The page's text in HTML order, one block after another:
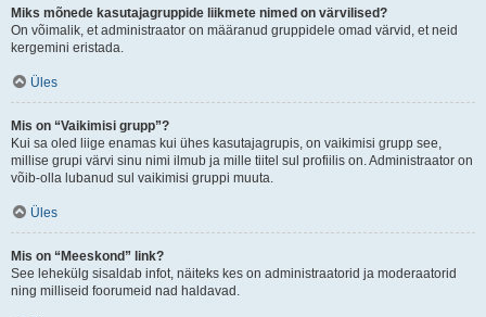
Miks mõnede kasutajagruppide liikmete nimed on värvilised?
On võimalik, et administraator on määranud gruppidele omad värvid, et neid
kergemini eristada.
Üles
Mis on “Vaikimisi grupp”?
Kui sa oled liige enamas kui ühes kasutajagrupis, on vaikimisi grupp see,
millise grupi värvi sinu nimi ilmub ja mille tiitel sul profiilis on. Administraator on
võib-olla lubanud sul vaikimisi gruppi muuta.
Üles
Mis on “Meeskond” link?
See lehekülg sisaldab infot, näiteks kes on administraatorid ja moderaatorid
ning milliseid foorumeid nad haldavad.